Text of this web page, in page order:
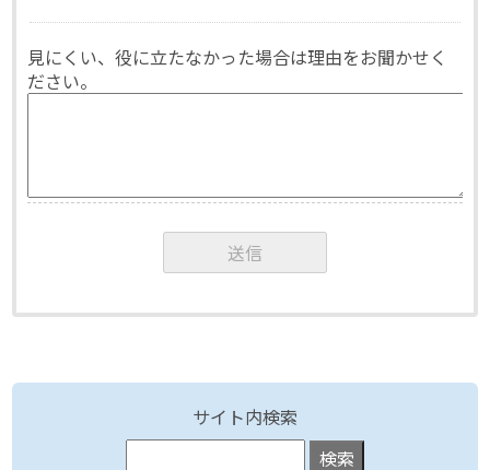
見にくい、役に立たなかった場合は理由をお聞かせく
ださい。
サイト内検索